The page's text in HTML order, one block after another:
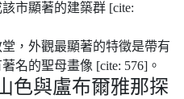
市顯著的建築群 [cite:
堂，外觀最顯著的特徵是帶有
名的聖母畫像 [cite: 576]。
色與盧布爾雅那探